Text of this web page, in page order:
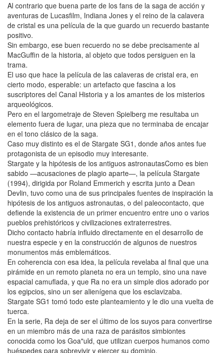
Al contrario que buena parte de los fans de la saga de acción y
aventuras de Lucasfilm, Indiana Jones y el reino de la calavera
de cristal es una película de la que guardo un recuerdo bastante
positivo.
Sin embargo, ese buen recuerdo no se debe precisamente al
MacGuffin de la historia, al objeto que todos persiguen en la
trama.
El uso que hace la película de las calaveras de cristal era, en
cierto modo, esperable: un artefacto que fascina a los
suscriptores del Canal Historia y a los amantes de los misterios
arqueológicos.
Pero en el largometraje de Steven Spielberg me resultaba un
elemento fuera de lugar, una pieza que no terminaba de encajar
en el tono clásico de la saga.
Caso muy distinto es el de Stargate SG1, donde años antes fue
protagonista de un episodio muy interesante.
Stargate y la hipótesis de los antiguos astronautasComo es bien
sabido —acusaciones de plagio aparte—, la película Stargate
(1994), dirigida por Roland Emmerich y escrita junto a Dean
Devlin, tuvo como una de sus principales fuentes de inspiración la
hipótesis de los antiguos astronautas, o del paleocontacto, que
defiende la existencia de un primer encuentro entre uno o varios
pueblos prehistóricos y civilizaciones extraterrestres.
Dicho contacto habría influido directamente en el desarrollo de
nuestra especie y en la construcción de algunos de nuestros
monumentos más emblemáticos.
En coherencia con esa idea, la película revelaba al final que una
pirámide en un remoto planeta no era un templo, sino una nave
espacial camuflada, y que Ra no era un simple dios adorado por
los egipcios, sino un ser alienígena que los esclavizaba.
Stargate SG1 tomó todo este planteamiento y le dio una vuelta de
tuerca.
En la serie, Ra deja de ser el último de los suyos para convertirse
en un miembro más de una raza de parásitos simbiontes
conocida como los Goa"uld, que utilizan cuerpos humanos como
huéspedes para sobrevivir y ejercer su dominio.